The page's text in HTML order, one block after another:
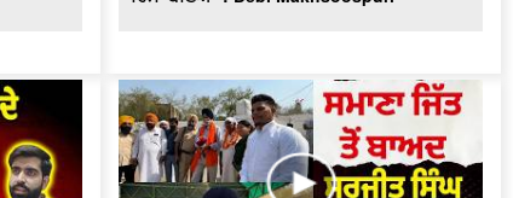
Kumar Jakhar interview| ਪੰਜਾਬ ’ਚ
Girl Gone To Ama Dablam :
ਦੀ ਧੀ ਜਿਸ ਨੇ ਪਿਤਾ ਦਾ ਸੁਪਨਾ ਕੀਤਾ
ਫਤਿਹ ਕੀਤੀ ਉੱਚੀ ਚੋਟੀ
: Surjit Singh Rakhra
AAP ‘ਚ ਸ਼ਾਮਿਲ ਹੋਣ ਮਗਰੋਂ